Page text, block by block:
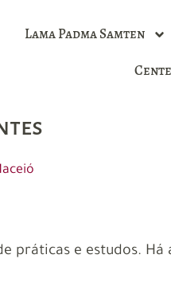
Lama Padma Samten
práticas e estudos.